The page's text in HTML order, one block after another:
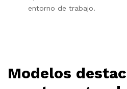
entorno de trabajo.
Modelos